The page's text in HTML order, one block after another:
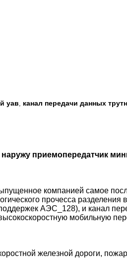
уав, канал передачи данных
приемопередатчик
компанией самое
прочесса
АЭС_128), и канал
мобильную
железной дороги,